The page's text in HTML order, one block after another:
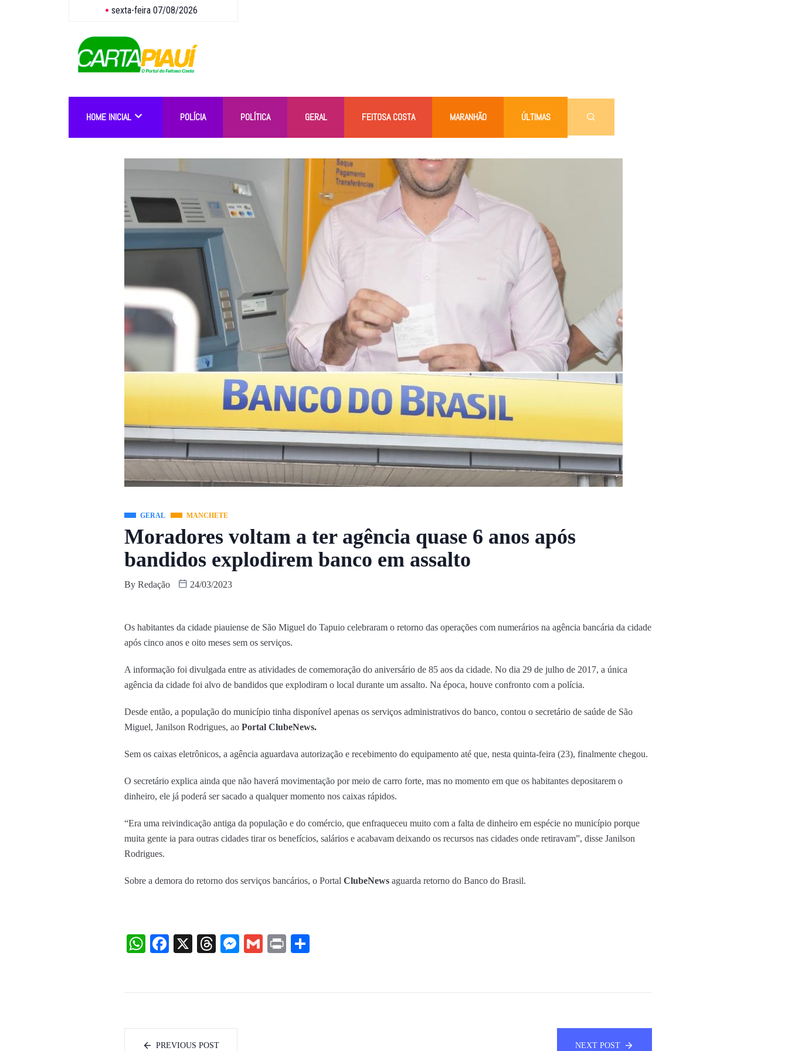
sexta-feira 07/08/2026
HOME INICIAL POLÍCIA POLÍTICA GERAL FEITOSA COSTA MARANHÃO ÚLTIMAS
GERAL MANCHETE
Moradores voltam a ter agência quase 6 anos após
bandidos explodirem banco em assalto
By Redação 24/03/2023
Os habitantes da cidade piauiense de São Miguel do Tapuio celebraram o retorno das operações com numerários na agência bancária da cidade
após cinco anos e oito meses sem os serviços.
A informação foi divulgada entre as atividades de comemoração do aniversário de 85 aos da cidade. No dia 29 de julho de 2017, a única
agência da cidade foi alvo de bandidos que explodiram o local durante um assalto. Na época, houve confronto com a polícia.
Desde então, a população do município tinha disponível apenas os serviços administrativos do banco, contou o secretário de saúde de São
Miguel, Janilson Rodrigues, ao Portal ClubeNews.
Sem os caixas eletrônicos, a agência aguardava autorização e recebimento do equipamento até que, nesta quinta-feira (23), finalmente chegou.
O secretário explica ainda que não haverá movimentação por meio de carro forte, mas no momento em que os habitantes depositarem o
dinheiro, ele já poderá ser sacado a qualquer momento nos caixas rápidos.
“Era uma reivindicação antiga da população e do comércio, que enfraqueceu muito com a falta de dinheiro em espécie no município porque
muita gente ia para outras cidades tirar os benefícios, salários e acabavam deixando os recursos nas cidades onde retiravam”, disse Janilson
Rodrigues.
Sobre a demora do retorno dos serviços bancários, o Portal ClubeNews aguarda retorno do Banco do Brasil.
WhatsApp
Facebook
X Threads
Messenger
Gmail
Print
PREVIOUS POST NEXT POST